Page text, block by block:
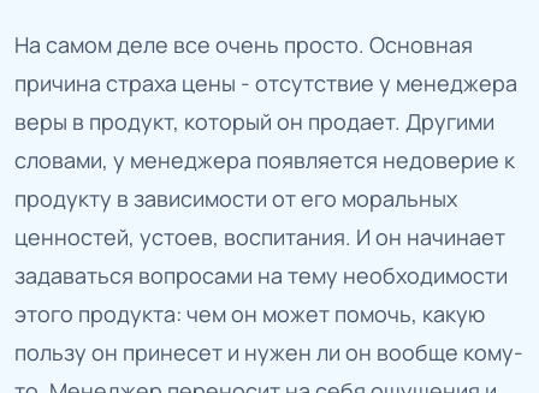
На самом деле все очень просто. Основная
причина страха цены - отсутствие у менеджера
веры в продукт, который он продает. Другими
словами, у менеджера появляется недоверие к
продукту в зависимости от его моральных
ценностей, устоев, воспитания. И он начинает
задаваться вопросами на тему необходимости
этого продукта: чем он может помочь, какую
пользу он принесет и нужен ли он вообще кому-